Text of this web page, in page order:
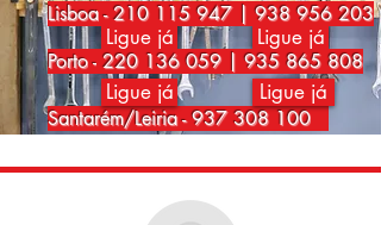
Ligue já Ligue já
Lisboa-210 115 947|938 956 203
Porto- 220 136 059 |935 865 808
Santarém/Leiria -937 308 100
Ligue já Ligue já